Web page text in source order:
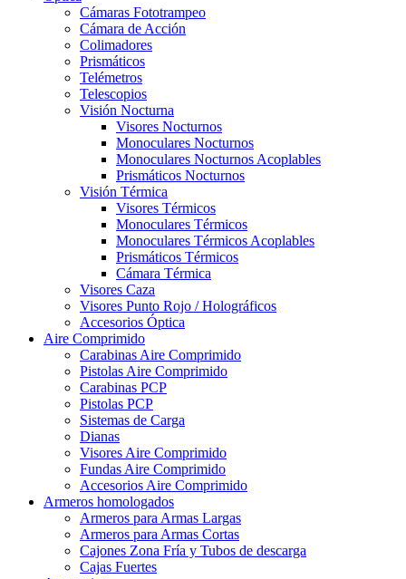
Cámaras Fototrampeo
Cámara de Acción
Colimadores
Prismáticos
Telémetros
Telescopios
Visión Nocturna
Visores Nocturnos
Monoculares Nocturnos
Monoculares Nocturnos Acoplables
Prismáticos Nocturnos
Visión Térmica
Visores Térmicos
Monoculares Térmicos
Monoculares Térmicos Acoplables
Prismáticos Térmicos
Cámara Térmica
Visores Caza
Visores Punto Rojo / Holográficos
Accesorios Óptica
Aire Comprimido
Carabinas Aire Comprimido
Pistolas Aire Comprimido
Carabinas PCP
Pistolas PCP
Sistemas de Carga
Dianas
Visores Aire Comprimido
Fundas Aire Comprimido
Accesorios Aire Comprimido
Armeros homologados
Armeros para Armas Largas
Armeros para Armas Cortas
Cajones Zona Fría y Tubos de descarga
Cajas Fuertes